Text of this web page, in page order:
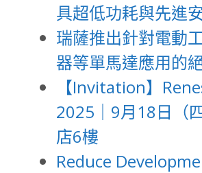
具超低功耗與先進
瑞薩推出針對電動
器等單馬達應用的
【Invitation】
2025｜9月18日（
店6樓
Reduce